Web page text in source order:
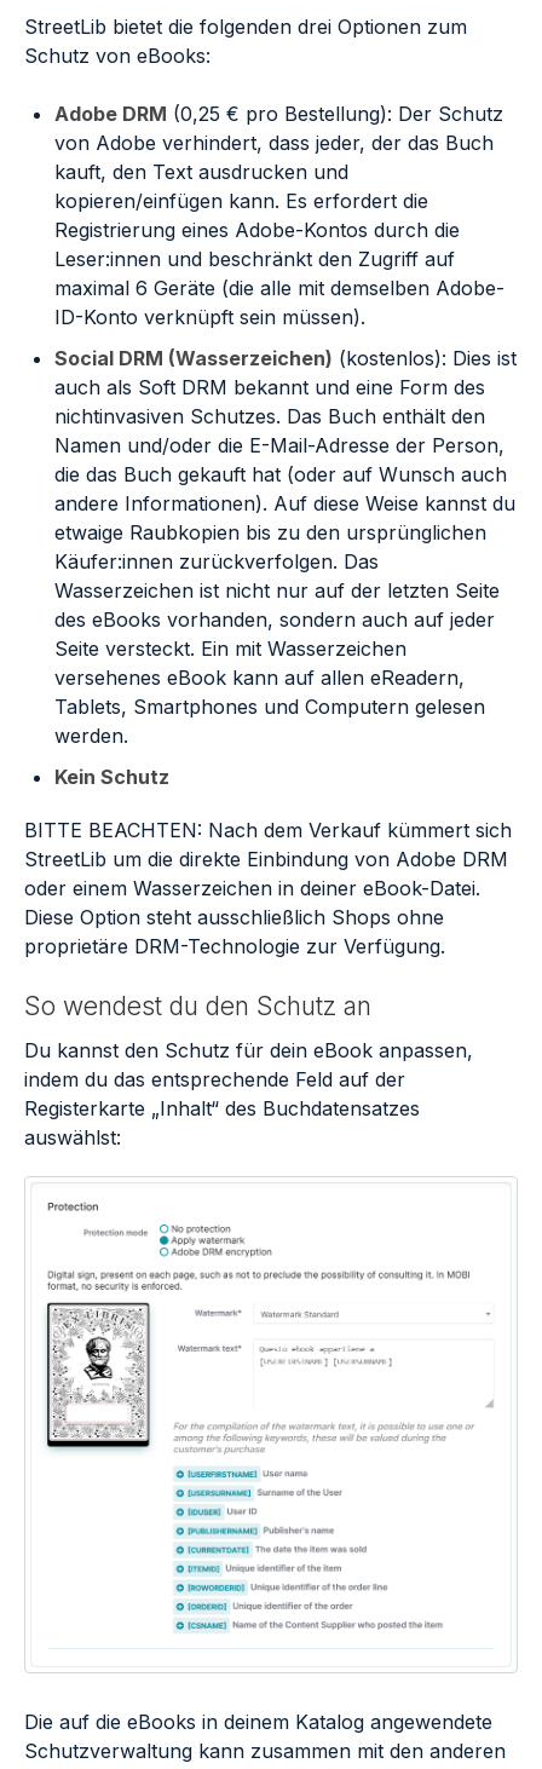
StreetLib bietet die folgenden drei Optionen zum
Schutz von eBooks:
Adobe DRM (0,25 € pro Bestellung): Der Schutz
von Adobe verhindert, dass jeder, der das Buch
kauft, den Text ausdrucken und
kopieren/einfügen kann. Es erfordert die
Registrierung eines Adobe-Kontos durch die
Leser:innen und beschränkt den Zugriff auf
maximal 6 Geräte (die alle mit demselben Adobe-
ID-Konto verknüpft sein müssen).
Social DRM (Wasserzeichen) (kostenlos): Dies ist
auch als Soft DRM bekannt und eine Form des
nichtinvasiven Schutzes. Das Buch enthält den
Namen und/oder die E-Mail-Adresse der Person,
die das Buch gekauft hat (oder auf Wunsch auch
andere Informationen). Auf diese Weise kannst du
etwaige Raubkopien bis zu den ursprünglichen
Käufer:innen zurückverfolgen. Das
Wasserzeichen ist nicht nur auf der letzten Seite
des eBooks vorhanden, sondern auch auf jeder
Seite versteckt. Ein mit Wasserzeichen
versehenes eBook kann auf allen eReadern,
Tablets, Smartphones und Computern gelesen
werden.
Kein Schutz
BITTE BEACHTEN: Nach dem Verkauf kümmert sich
StreetLib um die direkte Einbindung von Adobe DRM
oder einem Wasserzeichen in deiner eBook-Datei.
Diese Option steht ausschließlich Shops ohne
proprietäre DRM-Technologie zur Verfügung.
So wendest du den Schutz an
Du kannst den Schutz für dein eBook anpassen,
indem du das entsprechende Feld auf der
Registerkarte „Inhalt“ des Buchdatensatzes
auswählst:
Die auf die eBooks in deinem Katalog angewendete
Schutzverwaltung kann zusammen mit den anderen